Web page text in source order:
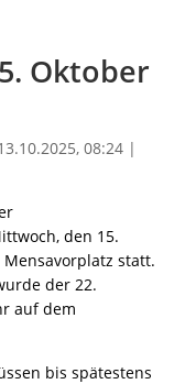
Oktober
08:24 |
den 15.
statt.
der 22.
auf dem
bis spätestens